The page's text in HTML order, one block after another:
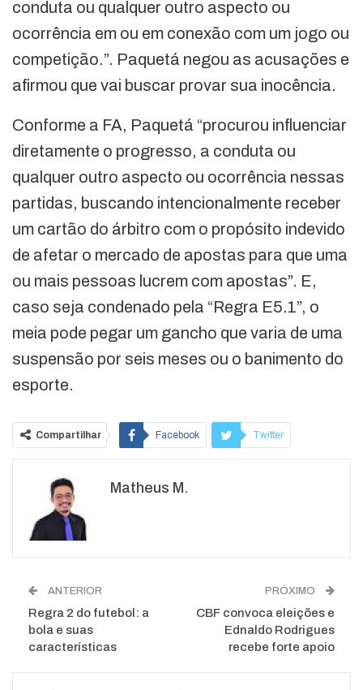
conduta ou qualquer outro aspecto ou
ocorrência em ou em conexão com um jogo ou
competição.”. Paquetá negou as acusações e
afirmou que vai buscar provar sua inocência.
Conforme a FA, Paquetá “procurou influenciar
diretamente o progresso, a conduta ou
qualquer outro aspecto ou ocorrência nessas
partidas, buscando intencionalmente receber
um cartão do árbitro com o propósito indevido
de afetar o mercado de apostas para que uma
ou mais pessoas lucrem com apostas”. E,
caso seja condenado pela “Regra E5.1”, o
meia pode pegar um gancho que varia de uma
suspensão por seis meses ou o banimento do
esporte.
Compartilhar Facebook Twitter
WhatsApp
Matheus M.
ANTERIOR
Regra 2 do futebol: a
bola e suas
características
PRÓXIMO
CBF convoca eleições e
Ednaldo Rodrigues
recebe forte apoio